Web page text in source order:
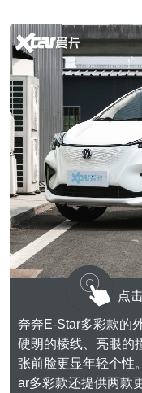
点
奔奔E-Star多彩款的
硬朗的棱线、亮眼的
张前脸更显年轻个性
ar多彩款还提供两款